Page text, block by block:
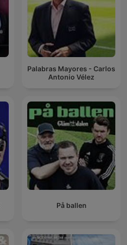
Palabras Mayores - Carlos
Antonio Vélez
På ballen